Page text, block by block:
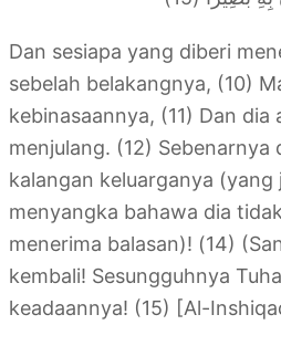
Dan sesiapa yang diberi
sebelah belakangnya, (10)
kebinasaannya, (11) Dan
menjulang. (12) Sebenarnya
kalangan keluarganya
menyangka bahawa dia
menerima balasan)! (14)
kembali! Sesungguhnya
keadaannya! (15) [Al-